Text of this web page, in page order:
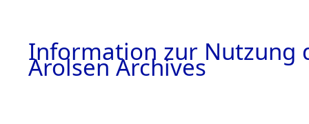
Information zur Nutzung
Arolsen Archives